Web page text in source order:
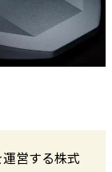
営する株式